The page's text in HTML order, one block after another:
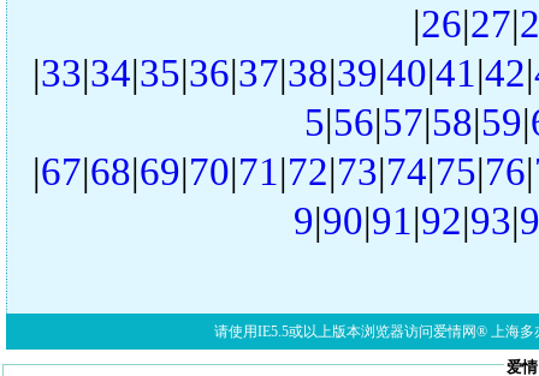
|26|27|
|33|34|35|36|37|38|39|40|41|42|
5|56|57|58|59|
|67|68|69|70|71|72|73|74|75|76|
9|90|91|92|93|
请使用IE5.5或以上版本浏览器访问爱情网® 上海多
爱